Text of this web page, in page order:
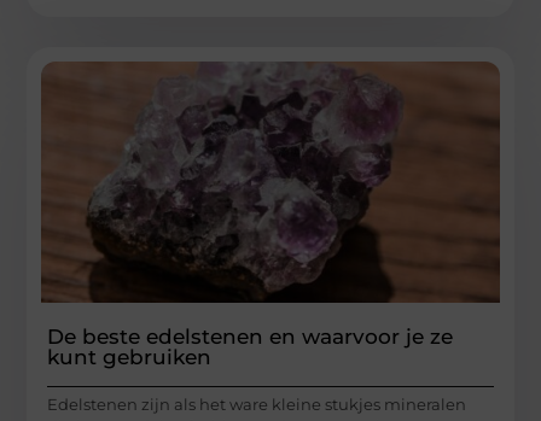
De beste edelstenen en waarvoor je ze
kunt gebruiken
Edelstenen zijn als het ware kleine stukjes mineralen